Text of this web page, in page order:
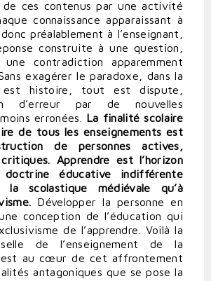
ces contenus par une activité
connaissance apparaissant à
préalablement à l’enseignant,
construite à une question,
contradiction apparemment
exagérer le paradoxe, dans la
histoire, tout est dispute,
d’erreur par de nouvelles
erronées.
La finalité scolaire
de tous les enseignements est
de personnes actives,
Apprendre est l’horizon
doctrine éducative indifférente
scolastique médiévale qu’à
Développer la personne en
conception de l’éducation qui
de l’apprendre. Voilà la
de l’enseignement de la
au cœur de cet affrontement
antagoniques que se pose la